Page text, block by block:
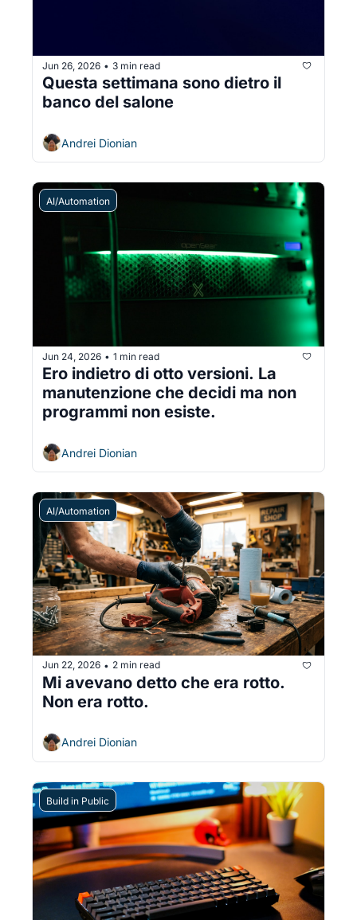
Jun 26, 2026 • 3 min read
Questa settimana sono dietro il
banco del salone
Andrei Dionian
AI/Automation
Jun 24, 2026 • 1 min read
Ero indietro di otto versioni. La
manutenzione che decidi ma non
programmi non esiste.
Andrei Dionian
AI/Automation
Jun 22, 2026 • 2 min read
Mi avevano detto che era rotto.
Non era rotto.
Andrei Dionian
Build in Public